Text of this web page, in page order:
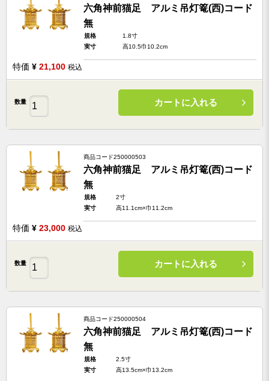
六角神前猫足 アルミ吊灯篭(西)コード
無
規格
1.8寸
実寸
高10.5巾10.2cm
特価 ¥ 21,100 税込
数量 カートに入れる
商品コード250000503
六角神前猫足 アルミ吊灯篭(西)コード
無
規格
2寸
実寸
高11.1cm×巾11.2cm
特価 ¥ 23,000 税込
数量 カートに入れる
商品コード250000504
六角神前猫足 アルミ吊灯篭(西)コード
無
規格
2.5寸
実寸
高13.5cm×巾13.2cm